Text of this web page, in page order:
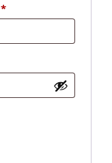
*Richiesto